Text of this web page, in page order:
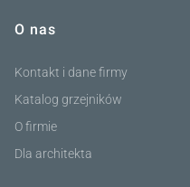
O nas
Kontakt i dane firmy
Katalog grzejników
O firmie
Dla architekta